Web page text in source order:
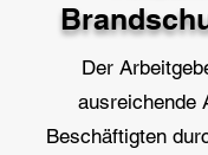
Der
ausreichende
Beschäftigten